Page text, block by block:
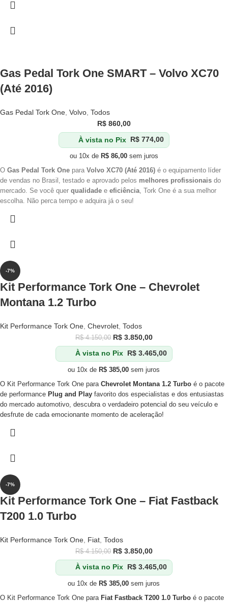
Gas Pedal Tork One SMART – Volvo XC70
(Até 2016)
Gas Pedal Tork One, Volvo, Todos
R$ 860,00
À vista no Pix R$ 774,00
ou 10x de R$86,00sem juros
O Gas Pedal Tork One para Volvo XC70 (Até 2016) é o equipamento líder
de vendas no Brasil, testado e aprovado pelos melhores profissionais do
mercado. Se você quer qualidade e eficiência, Tork One é a sua melhor
escolha. Não perca tempo e adquira já o seu!
-7%
Kit Performance Tork One – Chevrolet
Montana 1.2 Turbo
Kit Performance Tork One, Chevrolet, Todos
R$4.150,00 R$ 3.850,00
À vista no Pix R$ 3.465,00
ou 10x de R$ 385,00 sem juros
O Kit Performance Tork One para Chevrolet Montana 1.2 Turbo é o pacote
de performance Plug and Play favorito dos especialistas e dos entusiastas
do mercado automotivo, descubra o verdadeiro potencial do seu veículo e
desfrute de cada emocionante momento de aceleração!
-7%
Kit Performance Tork One – Fiat Fastback
T200 1.0 Turbo
Kit Performance Tork One Fiat Todos
R$4.150,00 R$ 3.850,00
À vista no Pix R$ 3.465,00
ou 10x de R$ 385,00 sem juros
O Kit Performance Tork One para Fiat Fastback T200 1.0 Turbo é o pacote